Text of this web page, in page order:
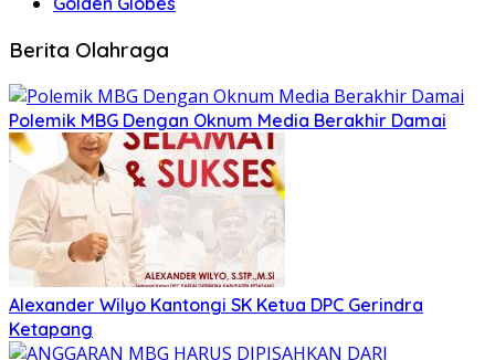
Berita Olahraga
Polemik MBG Dengan Oknum Media Berakhir Damai
Alexander Wilyo Kantongi SK Ketua DPC Gerindra
Ketapang